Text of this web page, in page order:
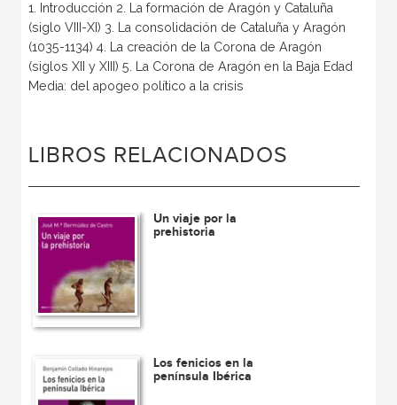
1. Introducción 2. La formación de Aragón y Cataluña
(siglo VIII-XI) 3. La consolidación de Cataluña y Aragón
(1035-1134) 4. La creación de la Corona de Aragón
(siglos XII y XIII) 5. La Corona de Aragón en la Baja Edad
Media: del apogeo político a la crisis
LIBROS RELACIONADOS
Un viaje por la
prehistoria
Los fenicios en la
península Ibérica